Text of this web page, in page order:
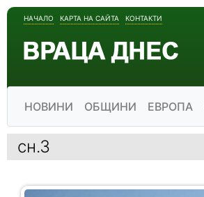
НАЧАЛО КАРТА НА САЙТА КОНТАКТИ
НОВИНИ ОБЩИНИ ЕВРОПА
сн.3